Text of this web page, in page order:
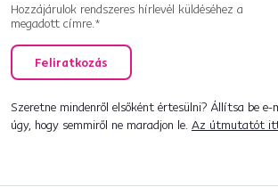
Hozzájárulok rendszeres hírlevél küldéséhez a
megadott címre.*
Feliratkozás
Szeretne mindenről elsőként értesülni? Állítsa be
úgy, hogy semmiről ne maradjon le. Az útmutatót